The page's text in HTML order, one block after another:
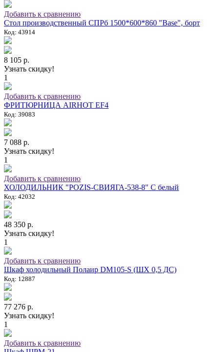
Добавить к сравнению
Стол производственный СПРб 1500*600*860 "Base", борт
Код: 43914
8 105 р.
Узнать скидку!
1
Добавить к сравнению
ФРИТЮРНИЦА AIRHOT EF4
Код: 39083
7 088 р.
Узнать скидку!
1
Добавить к сравнению
ХОЛОДИЛЬНИК "POZIS-СВИЯГА-538-8" C белый
Код: 42032
48 350 р.
Узнать скидку!
1
Добавить к сравнению
Шкаф холодильный Полаир DM105-S (ШХ 0,5 ДС)
Код: 12887
77 276 р.
Узнать скидку!
1
Добавить к сравнению